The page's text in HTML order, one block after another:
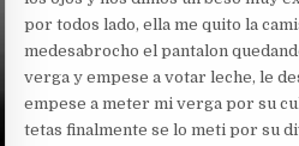
por todos lado, ella me quito la
medesabrocho el pantalon
verga y empese a votar leche, le
empese a meter mi verga por su
tetas finalmente se lo meti por su